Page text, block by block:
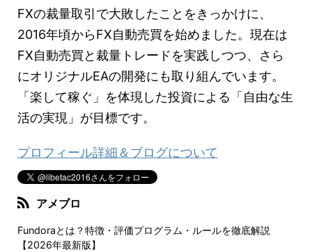
FXの裁量取引で大敗したことをきっかけに、
2016年頃からFX自動売買を始めました。現在は
FX自動売買と裁量トレードを実践しつつ、さら
にオリジナルEAの開発にも取り組んでいます。
「楽して稼ぐ」を体現した投資による「自由な生
活の実現」が目標です。
プロフィール詳細＆ブログについて
アメブロ
Fundoraとは？特徴・評価プログラム・ルールを徹底解説
【2026年最新版】